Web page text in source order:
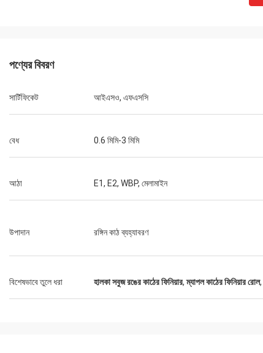
পণ্যের বিবরণ
সার্টিফিকেট আইএসও, এফএসসি
বেধ 0.6 মিমি-3 মিমি
আঠা E1, E2, WBP, মেলামাইন
উপাদান রঙ্গিন কাঠ ব্যহ্যাবরণ
বিশেষভাবে তুলে ধরা হালকা সবুজ রঙের কাঠের ফিনিয়ার,ম্যাপল কাঠের ফিনিয়ার রোল,